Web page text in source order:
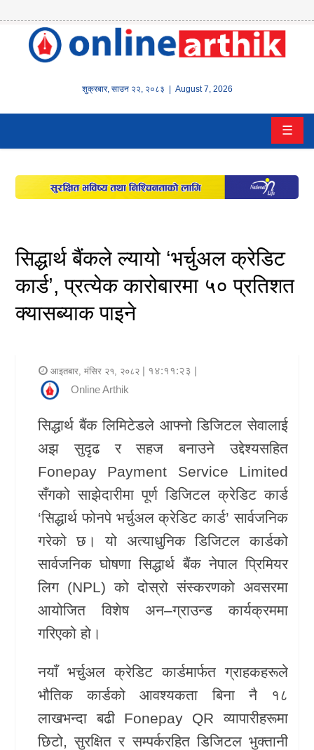
शुक्रबार, साउन २२, २०८३ | August 7, 2026
होम
वित्त
इन्स्योरेन्स
पूँजीबजार
अटो
कला
राजनीति
भिडियो
समाचार
सूचना
प्रविधि
शिक्षा
Unicode
☰
सिद्धार्थ बैंकले ल्यायो ‘भर्चुअल क्रेडिट
कार्ड’, प्रत्येक कारोबारमा ५० प्रतिशत
क्यासब्याक पाइने
आइतबार, मंसिर २१, २०८२ | १४:११:२३ |
Online Arthik
सिद्धार्थ बैंक लिमिटेडले आफ्नो डिजिटल सेवालाई
अझ सुदृढ र सहज बनाउने उद्देश्यसहित
Fonepay Payment Service Limited
सँगको साझेदारीमा पूर्ण डिजिटल क्रेडिट कार्ड
‘सिद्धार्थ फोनपे भर्चुअल क्रेडिट कार्ड’ सार्वजनिक
गरेको छ। यो अत्याधुनिक डिजिटल कार्डको
सार्वजनिक घोषणा सिद्धार्थ बैंक नेपाल प्रिमियर
लिग (NPL) को दोस्रो संस्करणको अवसरमा
आयोजित विशेष अन–ग्राउन्ड कार्यक्रममा
गरिएको हो।
नयाँ भर्चुअल क्रेडिट कार्डमार्फत ग्राहकहरूले
भौतिक कार्डको आवश्यकता बिना नै १८
लाखभन्दा बढी Fonepay QR व्यापारीहरूमा
छिटो, सुरक्षित र सम्पर्करहित डिजिटल भुक्तानी